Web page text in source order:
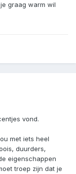
graag warm wil
vond.
met iets heel
duurders,
eigenschappen
troep zijn dat je